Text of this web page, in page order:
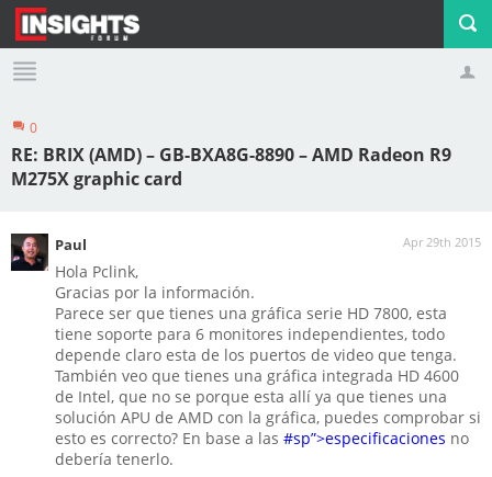
Profile Logout
0
RE: BRIX (AMD) – GB-BXA8G-8890 – AMD Radeon R9
M275X graphic card
Apr 29th 2015
Paul
Hola Pclink,
Gracias por la información.
Parece ser que tienes una gráfica serie HD 7800, esta
tiene soporte para 6 monitores independientes, todo
depende claro esta de los puertos de video que tenga.
También veo que tienes una gráfica integrada HD 4600
de Intel, que no se porque esta allí ya que tienes una
solución APU de AMD con la gráfica, puedes comprobar si
esto es correcto? En base a las #sp”>especificaciones no
debería tenerlo.